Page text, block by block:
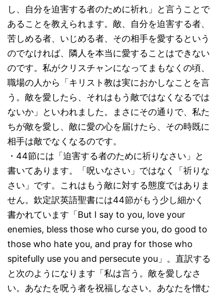
し、自分を迫害する者のために祈れ」と言うことで
あることを教えられます。敵、自分を迫害する者、
苦しめる者、いじめる者、その相手を愛するという
のでなければ、隣人を本当に愛することはできない
のです。私がクリスチャンになってまもなくの頃、
職場の人から「キリスト教は実におかしなことを言
う。敵を愛したら、それはもう敵ではなくなるでは
ないか」といわれました。まさにその通りで、私た
ちが敵を愛し、敵に愛の心を届けたら、その時既に
相手は敵でなくなるのです。
・44節には「迫害する者のために祈りなさい」と
書いてあります。「呪いなさい」ではなく「祈りな
さい」です。これはもう敵に対する態度ではありま
せん。欽定訳英語聖書には44節がもう少し細かく
書かれています「But I say to you, love your
enemies, bless those who curse you, do good to
those who hate you, and pray for those who
spitefully use you and persecute you」。直訳する
と次のようになります「私は言う。敵を愛しなさ
い。あなたを呪う者を祝福しなさい。あなたを憎む